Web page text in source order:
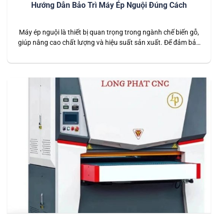
Hướng Dẫn Bảo Trì Máy Ép Nguội Đúng Cách
Máy ép nguội là thiết bị quan trọng trong ngành chế biến gỗ,
giúp nâng cao chất lượng và hiệu suất sản xuất. Để đảm bảo
cách là rất cần thiết. Bài viết này sẽ hướng dẫn chi tiết cách